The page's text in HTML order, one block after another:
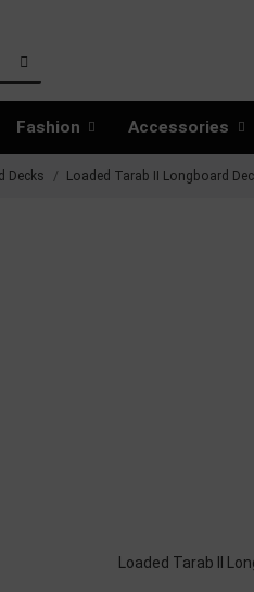
Fashion Accessories
Decks Loaded Tarab II Longboard